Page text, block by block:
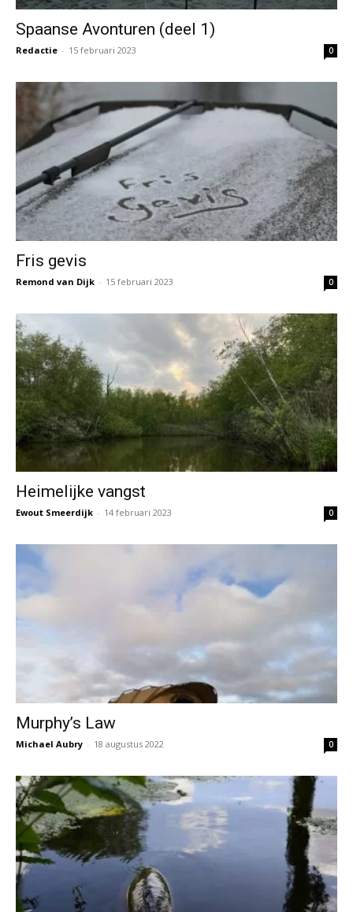
Spaanse Avonturen (deel 1)
Redactie - 15 februari 2023 0
Fris gevis
Remond van Dijk - 15 februari 2023 0
Heimelijke vangst
Ewout Smeerdijk - 14 februari 2023 0
Murphy’s Law
Michael Aubry - 18 augustus 2022 0